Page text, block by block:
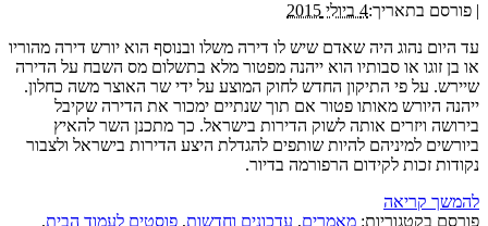
| פורסם בתאריך:4 ביולי 2015
עד היום נהוג היה שאדם שיש לו דירה משלו ובנוסף הוא יורש דירה מהוריו
או בן זוגו או סבותיו הוא ייהנה מפטור מלא בתשלום מס השבח על הדירה
שיירש. על פי התיקון החדש לחוק המוצע על ידי שר האוצר משה כחלון.
ייהנה היורש מאותו פטור אם תוך שנתיים ימכור את הדירה שקיבל
בירושה ויזרים אותה לשוק הדירות בישראל. כך מתכנן השר להאיץ
ביורשים למיניהם להיות שותפים להגדלת היצע הדירות בישראל ולצבור
נקודות זכות לקידום הרפורמה בדיור.
להמשך קריאה
פורסם בקטגוריות: מאמרים, עדכונים וחדשות, פוסטים לעמוד הבית,